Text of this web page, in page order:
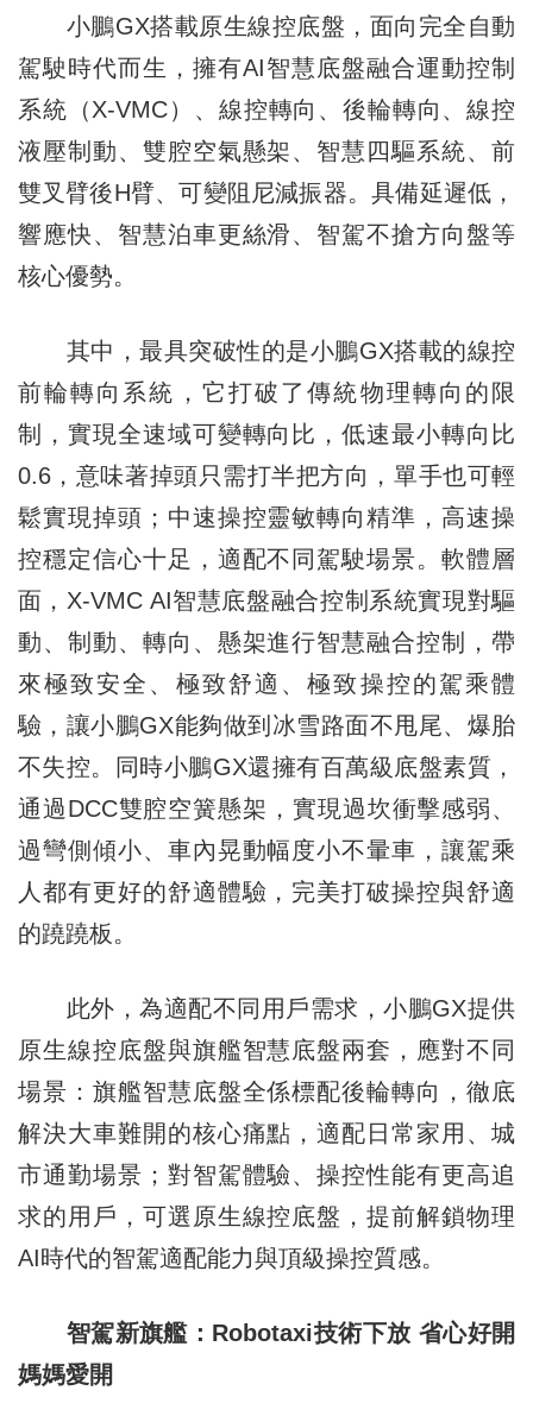
小鵬GX搭載原生線控底盤，面向完全自動
駕駛時代而生，擁有AI智慧底盤融合運動控制
系統（X-VMC）、線控轉向、後輪轉向、線控
液壓制動、雙腔空氣懸架、智慧四驅系統、前
雙叉臂後H臂、可變阻尼減振器。具備延遲低，
響應快、智慧泊車更絲滑、智駕不搶方向盤等
核心優勢。
其中，最具突破性的是小鵬GX搭載的線控
前輪轉向系統，它打破了傳統物理轉向的限
制，實現全速域可變轉向比，低速最小轉向比
0.6，意味著掉頭只需打半把方向，單手也可輕
鬆實現掉頭；中速操控靈敏轉向精準，高速操
控穩定信心十足，適配不同駕駛場景。軟體層
面，X-VMC AI智慧底盤融合控制系統實現對驅
動、制動、轉向、懸架進行智慧融合控制，帶
來極致安全、極致舒適、極致操控的駕乘體
驗，讓小鵬GX能夠做到冰雪路面不甩尾、爆胎
不失控。同時小鵬GX還擁有百萬級底盤素質，
通過DCC雙腔空簧懸架，實現過坎衝擊感弱、
過彎側傾小、車內晃動幅度小不暈車，讓駕乘
人都有更好的舒適體驗，完美打破操控與舒適
的蹺蹺板。
此外，為適配不同用戶需求，小鵬GX提供
原生線控底盤與旗艦智慧底盤兩套，應對不同
場景：旗艦智慧底盤全係標配後輪轉向，徹底
解決大車難開的核心痛點，適配日常家用、城
市通勤場景；對智駕體驗、操控性能有更高追
求的用戶，可選原生線控底盤，提前解鎖物理
AI時代的智駕適配能力與頂級操控質感。
智駕新旗艦：Robotaxi技術下放 省心好開
媽媽愛開